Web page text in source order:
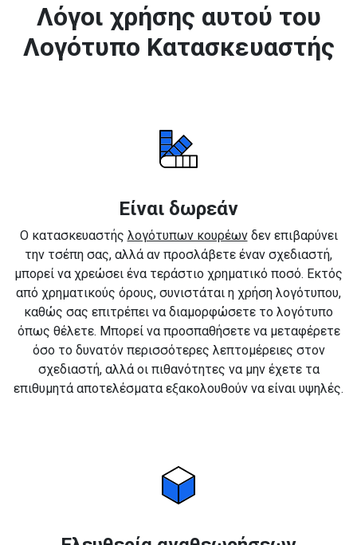
Λόγοι χρήσης αυτού του
Λογότυπο Κατασκευαστής
Είναι δωρεάν
Ο κατασκευαστής λογότυπων κουρέωνδεν επιβαρύνει
την τσέπη σας, αλλά αν προσλάβετε έναν σχεδιαστή,
μπορεί να χρεώσει ένα τεράστιο χρηματικό ποσό. Εκτός
από χρηματικούς όρους, συνιστάται η χρήση λογότυπου,
καθώς σας επιτρέπει να διαμορφώσετε το λογότυπο
όπως θέλετε. Μπορεί να προσπαθήσετε να μεταφέρετε
όσο το δυνατόν περισσότερες λεπτομέρειες στον
σχεδιαστή, αλλά οι πιθανότητες να μην έχετε τα
επιθυμητά αποτελέσματα εξακολουθούν να είναι υψηλές.